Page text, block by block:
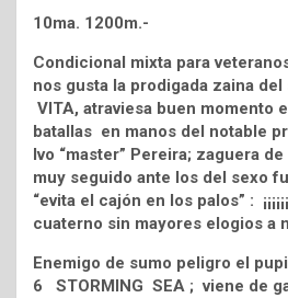
10ma. 1200m.-
Condicional mixta para
nos gusta la prodigada zaina
VITA, atraviesa buen momento
batallas en manos del notable
Ivo “master” Pereira; zaguera
muy seguido ante los del sexo
“evita el cajón en los palos” :
cuaterno sin mayores elogios a
Enemigo de sumo peligro el
6 STORMING SEA ; viene de